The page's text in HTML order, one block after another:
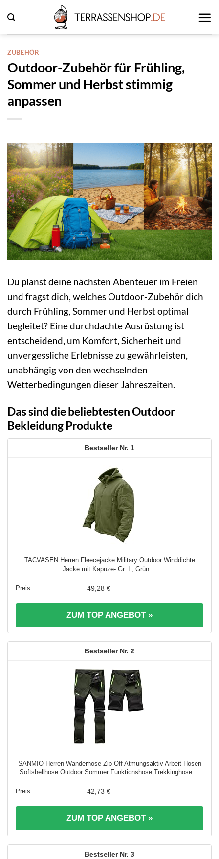
Inhalt
springen
ZUBEHÖR
Outdoor-Zubehör für Frühling,
Sommer und Herbst stimmig
anpassen
Du planst deine nächsten Abenteuer im Freien
und fragst dich, welches Outdoor-Zubehör dich
durch Frühling, Sommer und Herbst optimal
begleitet? Eine durchdachte Ausrüstung ist
entscheidend, um Komfort, Sicherheit und
unvergessliche Erlebnisse zu gewährleisten,
unabhängig von den wechselnden
Wetterbedingungen dieser Jahreszeiten.
Das sind die beliebtesten Outdoor
Bekleidung Produkte
1
TACVASEN Herren Fleecejacke Military Outdoor Winddichte
Jacke mit Kapuze- Gr. L, Grün ...
49,28 €
ZUM TOP ANGEBOT »
2
SANMIO Herren Wanderhose Zip Off Atmungsaktiv Arbeit Hosen
Softshellhose Outdoor Sommer Funktionshose Trekkinghose ...
42,73 €
ZUM TOP ANGEBOT »
3